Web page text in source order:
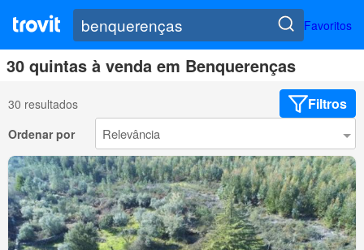
Favoritos
30 quintas à venda em Benquerenças
30 resultados Filtros
Ordenar por